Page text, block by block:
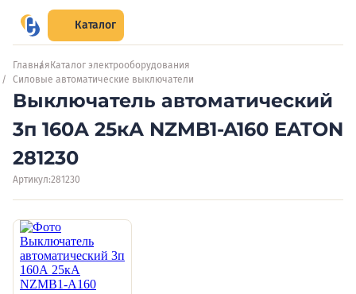
Каталог
Главная Каталог электрооборудования
Силовые автоматические выключатели
Выключатель автоматический
3п 160А 25кА NZMB1-A160 EATON
281230
Артикул:281230